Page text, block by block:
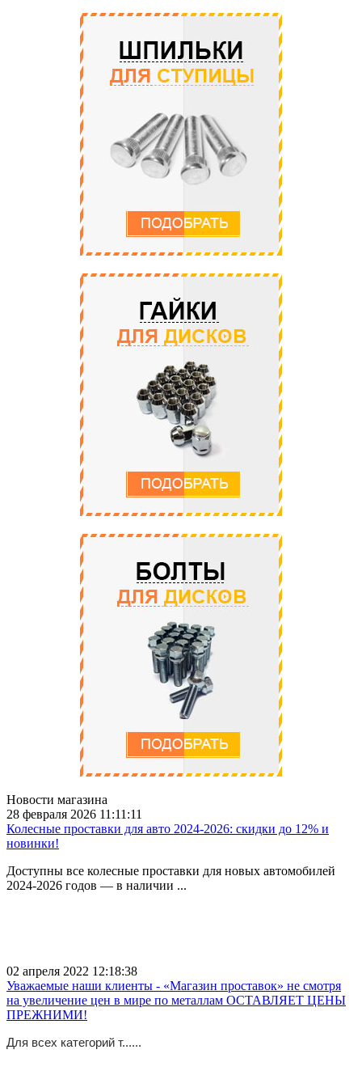
Новости магазина
28 февраля 2026 11:11:11
Колесные проставки для авто 2024-2026: скидки до 12% и
новинки!
Доступны все колесные проставки для новых автомобилей
2024-2026 годов — в наличии ...
02 апреля 2022 12:18:38
Уважаемые наши клиенты - «Магазин проставок» не смотря
на увеличение цен в мире по металлам ОСТАВЛЯЕТ ЦЕНЫ
ПРЕЖНИМИ!
Для всех категорий т......